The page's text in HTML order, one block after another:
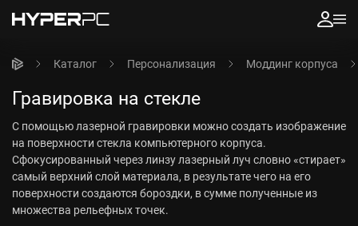
Каталог Персонализация Моддинг корпуса
Гравировка на стекле
С помощью лазерной гравировки можно создать изображение
на поверхности стекла компьютерного корпуса.
Сфокусированный через линзу лазерный луч словно «стирает»
самый верхний слой материала, в результате чего на его
поверхности создаются бороздки, в сумме полученные из
множества рельефных точек.